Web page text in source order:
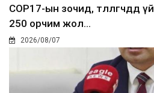
COP17-ын зочид, төлөөлөгчдөд
250 орчим жол...
2026/08/07